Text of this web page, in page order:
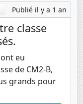
Publié il y a 1 an
classe
eu
de CM2-B,
grands pour